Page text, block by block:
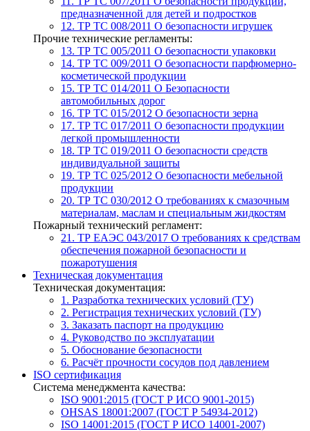
предназначенной для детей и подростков
12. ТР ТС 008/2011 О безопасности игрушек
Прочие технические регламенты:
13. ТР ТС 005/2011 О безопасности упаковки
14. ТР ТС 009/2011 О безопасности парфюмерно-
косметической продукции
15. ТР ТС 014/2011 О Безопасности
автомобильных дорог
16. ТР ТС 015/2012 О безопасности зерна
17. ТР ТС 017/2011 О безопасности продукции
легкой промышленности
18. ТР ТС 019/2011 О безопасности средств
индивидуальной защиты
19. ТР ТС 025/2012 О безопасности мебельной
продукции
20. ТР ТС 030/2012 О требованиях к смазочным
материалам, маслам и специальным жидкостям
Пожарный технический регламент:
21. ТР ЕАЭС 043/2017 О требованиях к средствам
обеспечения пожарной безопасности и
пожаротушения
Техническая документация
Техническая документация:
1. Разработка технических условий (ТУ)
2. Регистрация технических условий (ТУ)
3. Заказать паспорт на продукцию
4. Руководство по эксплуатации
5. Обоснование безопасности
6. Расчёт прочности сосудов под давлением
ISO сертификация
Система менеджмента качества:
ISO 9001:2015 (ГОСТ Р ИСО 9001-2015)
OHSAS 18001:2007 (ГОСТ Р 54934-2012)
ISO 14001:2015 (ГОСТ Р ИСО 14001-2007)